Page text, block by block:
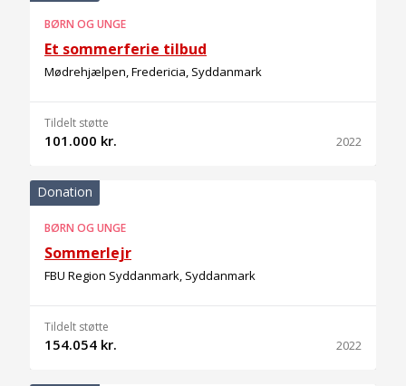
BØRN OG UNGE
Et sommerferie tilbud
Mødrehjælpen, Fredericia, Syddanmark
Tildelt støtte
101.000 kr. 2022
Donation
BØRN OG UNGE
Sommerlejr
FBU Region Syddanmark, Syddanmark
Tildelt støtte
154.054 kr. 2022